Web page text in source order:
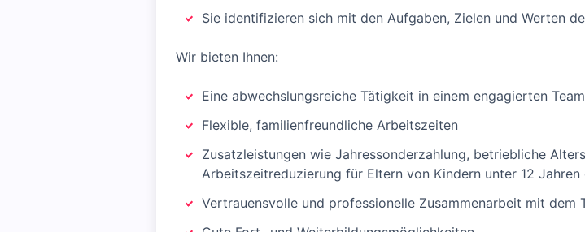
Sie identifizieren sich mit den Aufgaben, Zielen und Werten
Wir bieten Ihnen:
Eine abwechslungsreiche Tätigkeit in einem engagierten
Flexible, familienfreundliche Arbeitszeiten
Zusatzleistungen wie Jahressonderzahlung, betriebliche
Arbeitszeitreduzierung für Eltern von Kindern unter 12
Vertrauensvolle und professionelle Zusammenarbeit mit